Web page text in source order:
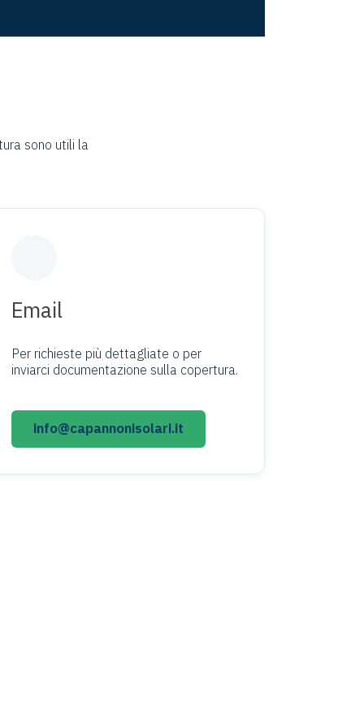
sono utili la
Email
Per richieste più dettagliate o per
inviarci documentazione sulla copertura.
info@capannonisolari.it